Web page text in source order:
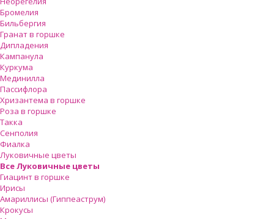
Бромелия
Бильбергия
Гранат в горшке
Дипладения
Кампанула
Куркума
Мединилла
Пассифлора
Хризантема в горшке
Роза в горшке
Такка
Сенполия
Фиалка
Луковичные цветы
Все Луковичные цветы
Гиацинт в горшке
Ирисы
Амариллисы (Гиппеаструм)
Крокусы